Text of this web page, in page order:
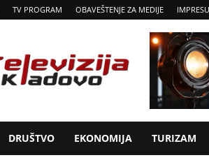
TV PROGRAM OBAVEŠTENJE ZA MEDIJE
DRUŠTVO EKONOMIJA TURIZAM